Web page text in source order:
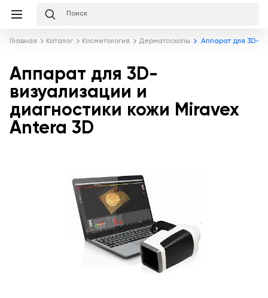
Клиника
ключ
Готовый
кабинет
под
ваш
Лизинг
Льготное
кредитование
Главная Каталог Косметология Дерматоскопы Аппарат для 3D-
Аппарат для 3D-
визуализации и
диагностики кожи Miravex
Antera 3D